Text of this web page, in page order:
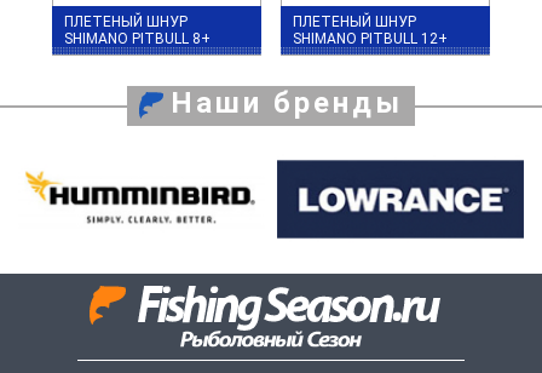
ПЛЕТЕНЫЙ ШНУР
SHIMANO PITBULL 8+
ПЛЕТЕНЫЙ ШНУР
SHIMANO PITBULL 12+
Наши бренды